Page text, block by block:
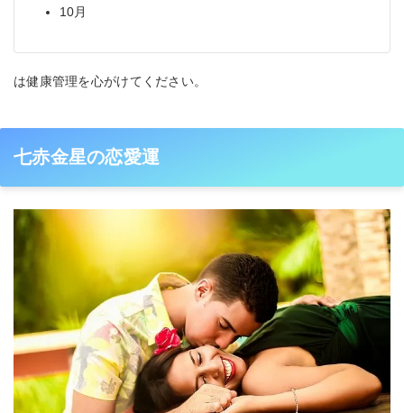
10月
は健康管理を心がけてください。
七赤金星の恋愛運